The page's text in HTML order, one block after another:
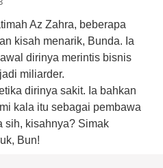
Az Zahra, beberapa
kisah menarik, Bunda. Ia
dirinya merintis bisnis
miliarder.
dirinya sakit. Ia bahkan
kala itu sebagai pembawa
sih, kisahnya? Simak
Bun!